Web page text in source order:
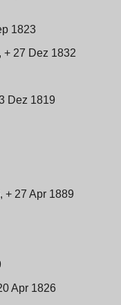
1823
+ 27 Dez 1832
Dez 1819
+ 27 Apr 1889
Apr 1826